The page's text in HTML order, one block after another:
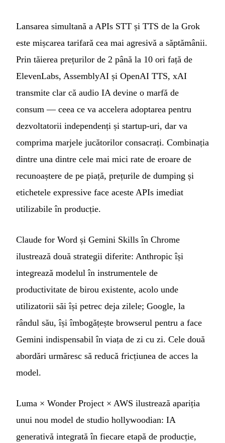
Lansarea simultană a APIs STT și TTS de la Grok
este mișcarea tarifară cea mai agresivă a săptămânii.
Prin tăierea prețurilor de 2 până la 10 ori față de
ElevenLabs, AssemblyAI și OpenAI TTS, xAI
transmite clar că audio IA devine o marfă de
consum — ceea ce va accelera adoptarea pentru
dezvoltatorii independenți și startup-uri, dar va
comprima marjele jucătorilor consacrați. Combinația
dintre una dintre cele mai mici rate de eroare de
recunoaștere de pe piață, prețurile de dumping și
etichetele expressive face aceste APIs imediat
utilizabile în producție.
Claude for Word și Gemini Skills în Chrome
ilustrează două strategii diferite: Anthropic își
integrează modelul în instrumentele de
productivitate de birou existente, acolo unde
utilizatorii săi își petrec deja zilele; Google, la
rândul său, își îmbogățește browserul pentru a face
Gemini indispensabil în viața de zi cu zi. Cele două
abordări urmăresc să reducă fricțiunea de acces la
model.
Luma × Wonder Project × AWS ilustrează apariția
unui nou model de studio hollywoodian: IA
generativă integrată în fiecare etapă de producție,